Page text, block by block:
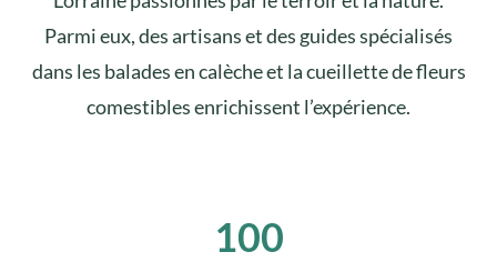
Parmi eux, des artisans et des guides spécialisés
dans les balades en calèche et la cueillette de fleurs
comestibles enrichissent l’expérience.
100